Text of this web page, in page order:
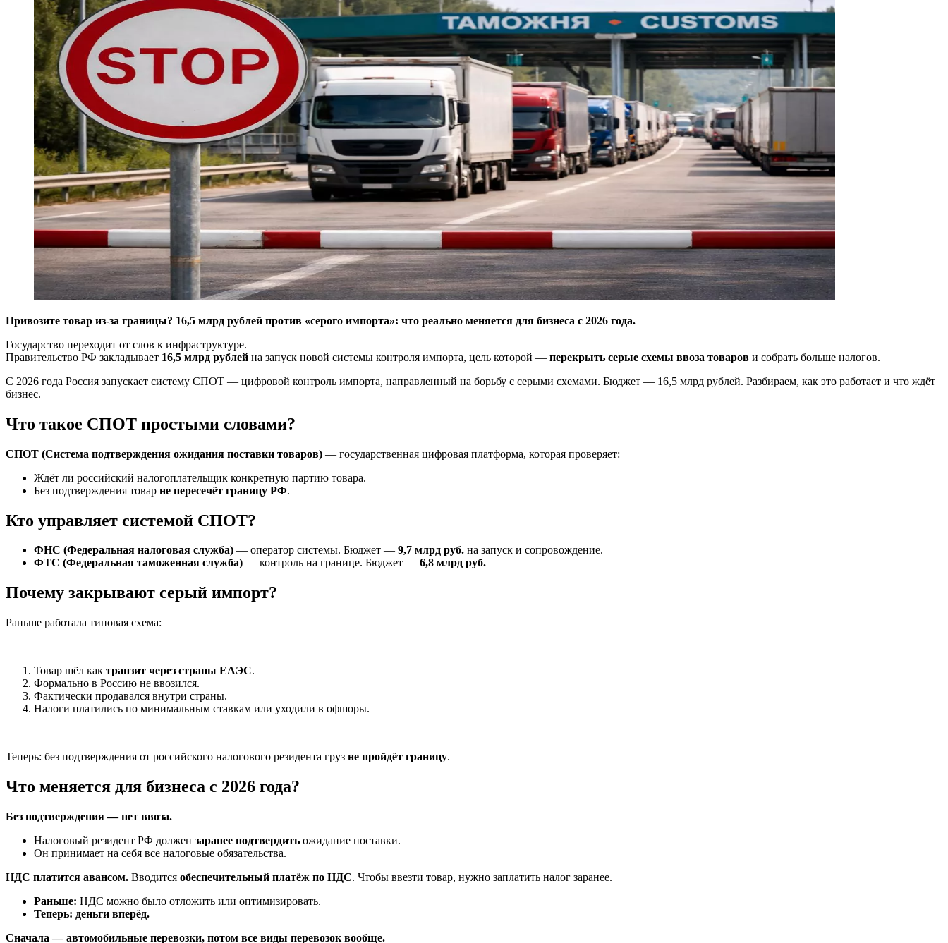
Привозите товар из-за границы? 16,5 млрд рублей против «серого импорта»: что реально меняется для бизнеса с 2026 года.
Государство переходит от слов к инфраструктуре.
Правительство РФ закладывает 16,5 млрд рублей на запуск новой системы контроля импорта, цель которой — перекрыть серые схемы ввоза товаров и собрать больше налогов.
С 2026 года Россия запускает систему СПОТ — цифровой контроль импорта, направленный на борьбу с серыми схемами. Бюджет — 16,5 млрд рублей. Разбираем, как это работает и что ждёт
бизнес.
Что такое СПОТ простыми словами?
СПОТ (Система подтверждения ожидания поставки товаров) — государственная цифровая платформа, которая проверяет:
Ждёт ли российский налогоплательщик конкретную партию товара.
Без подтверждения товар не пересечёт границу РФ.
Кто управляет системой СПОТ?
ФНС (Федеральная налоговая служба) — оператор системы. Бюджет — 9,7 млрд руб. на запуск и сопровождение.
ФТС (Федеральная таможенная служба) — контроль на границе. Бюджет — 6,8 млрд руб.
Почему закрывают серый импорт?
Раньше работала типовая схема:
Товар шёл как транзит через страны ЕАЭС.
Формально в Россию не ввозился.
Фактически продавался внутри страны.
Налоги платились по минимальным ставкам или уходили в офшоры.
Теперь: без подтверждения от российского налогового резидента груз не пройдёт границу.
Что меняется для бизнеса с 2026 года?
Без подтверждения — нет ввоза.
Налоговый резидент РФ должен заранее подтвердить ожидание поставки.
Он принимает на себя все налоговые обязательства.
НДС платится авансом. Вводится обеспечительный платёж по НДС. Чтобы ввезти товар, нужно заплатить налог заранее.
Раньше: НДС можно было отложить или оптимизировать.
Теперь: деньги вперёд.
Сначала — автомобильные перевозки, потом все виды перевозок вообще.